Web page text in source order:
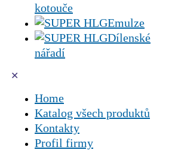
kotouče
Emulze
Dílenské
nářadí
✕
Home
Katalog všech produktů
Kontakty
Profil firmy